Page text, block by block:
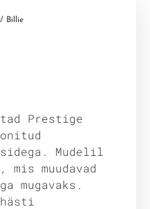
/ Billie
Prestige
Mudelil
mis muudavad
mugavaks.